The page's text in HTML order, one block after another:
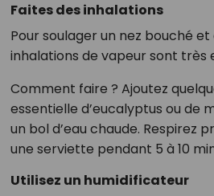
Faites des inhalations
Pour soulager un nez bouché
inhalations de vapeur sont très
Comment faire ? Ajoutez
essentielle d’eucalyptus ou de
un bol d’eau chaude. Respirez
une serviette pendant 5 à 10
Utilisez un humidificateur